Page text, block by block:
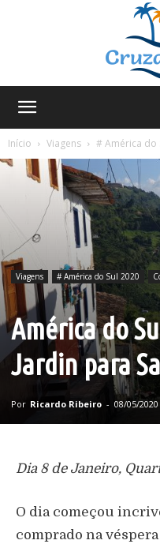
Início
Viagens # América do
Viagens # América do Sul 2020
América do
Jardin para
Por Ricardo Ribeiro - 08/05/2020
Dia 8 de Janeiro,
O dia começou
comprado na